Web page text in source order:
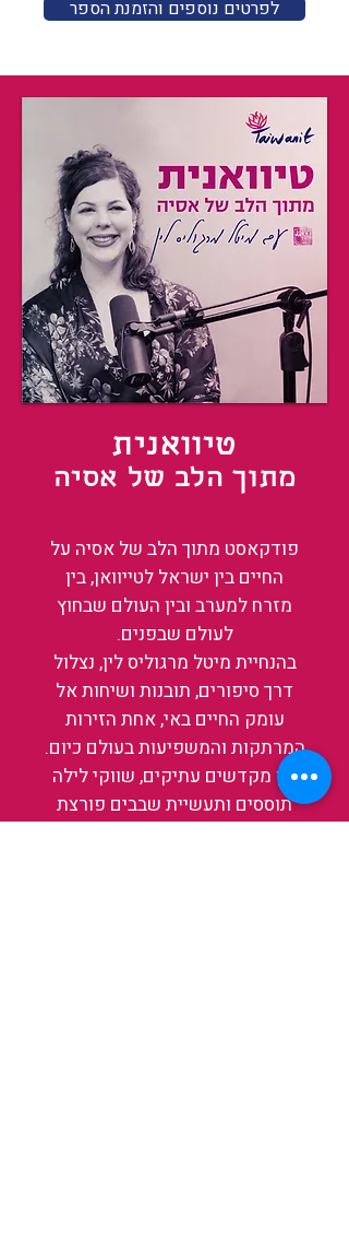
לפרטים נוספים והזמנת הספר
טיוואנית
מתוך הלב של אסיה
פודקאסט מתוך הלב של אסיה על
החיים בין ישראל לטייוואן, בין
מזרח למערב ובין העולם שבחוץ
לעולם שבפנים.
בהנחיית מיטל מרגוליס לין, נצלול
דרך סיפורים, תובנות ושיחות אל
עומק החיים באי, אחת הזירות
המרתקות והמשפיעות בעולם כיום.
בין מקדשים עתיקים, שווקי לילה
תוססים ותעשיית שבבים פורצת